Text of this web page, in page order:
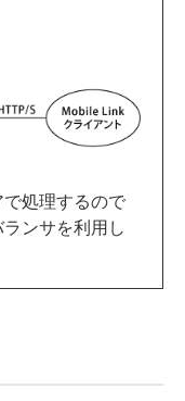
処理するので
ンサを利用し